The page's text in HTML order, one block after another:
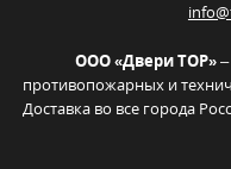
ООО «Двери ТОР»–
противопожарных и
Доставка во все города